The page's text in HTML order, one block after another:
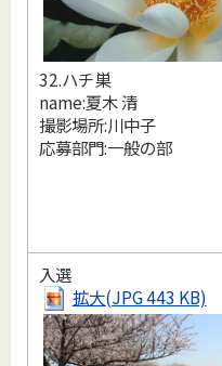
32.ハチ巣
name:夏木 清
撮影場所:川中子
応募部門:一般の部
入選
拡大(JPG 443 KB)